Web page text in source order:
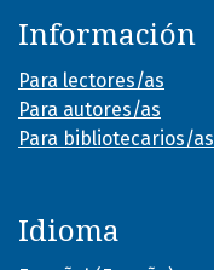
Información
Para lectores/as
Para autores/as
Para bibliotecarios/as
Idioma